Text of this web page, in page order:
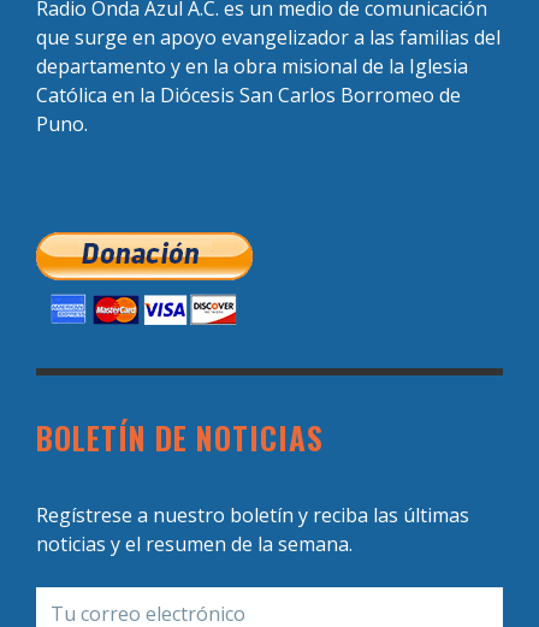
Radio Onda Azul A.C. es un medio de comunicación
que surge en apoyo evangelizador a las familias del
departamento y en la obra misional de la Iglesia
Católica en la Diócesis San Carlos Borromeo de
Puno.
BOLETÍN DE NOTICIAS
Regístrese a nuestro boletín y reciba las últimas
noticias y el resumen de la semana.